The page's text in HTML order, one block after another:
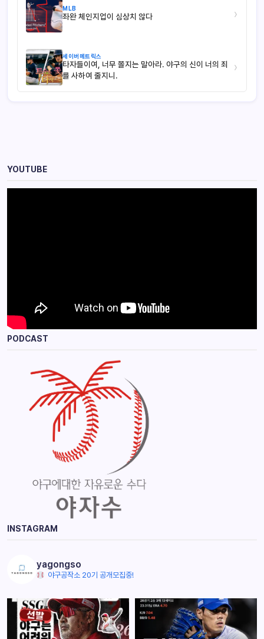
MLB
좌완 체인지업이 심상치 않다 ›
세이버메트릭스
타자들이여, 너무 쫄지는 말아라. 야구의 신이 너의 죄
를 사하여 줄지니.
›
YOUTUBE
PODCAST
INSTAGRAM
yagongso
야구공작소 20기 공개모집중!